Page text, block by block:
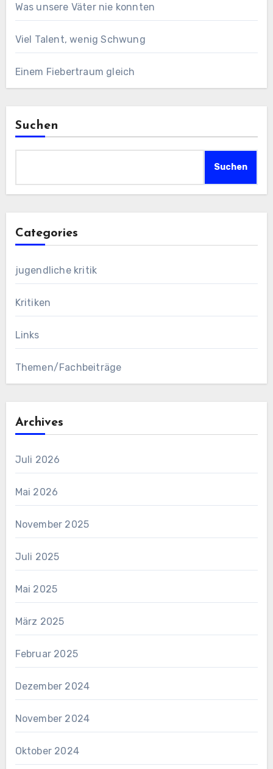
Was unsere Väter nie konnten
Viel Talent, wenig Schwung
Einem Fiebertraum gleich
Suchen
Suchen
Categories
jugendliche kritik
Kritiken
Links
Themen/Fachbeiträge
Archives
Juli 2026
Mai 2026
November 2025
Juli 2025
Mai 2025
März 2025
Februar 2025
Dezember 2024
November 2024
Oktober 2024